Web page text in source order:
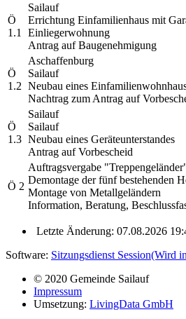
Ö
1.1
Sailauf
Errichtung Einfamilienhaus mit
Einliegerwohnung
Antrag auf Baugenehmigung
Ö
1.2
Aschaffenburg
Sailauf
Neubau eines
Nachtrag zum Antrag auf
Ö
1.3
Sailauf
Sailauf
Neubau eines Geräteunterstandes
Antrag auf Vorbescheid
Ö 2
Auftragsvergabe
Demontage der fünf bestehenden
Montage von Metallgeländern
Information, Beratung,
Letzte Änderung: 07.08.2026
Software: Sitzungsdienst Session(Wird
© 2020 Gemeinde Sailauf
Impressum
Umsetzung: LivingData GmbH